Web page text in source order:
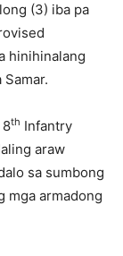
(3) iba pa
hinihinalang
8th Infantry
araw
sa sumbong
mga armadong